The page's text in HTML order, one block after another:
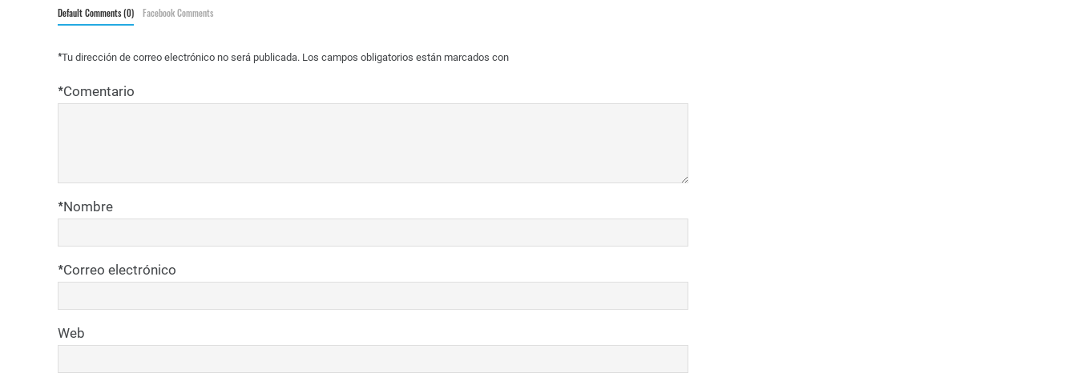
Default Comments (0) Facebook Comments
Tu dirección de correo electrónico no será publicada. Los campos obligatorios están marcados con
*
Comentario
*
Nombre
*
Correo electrónico
*
Web